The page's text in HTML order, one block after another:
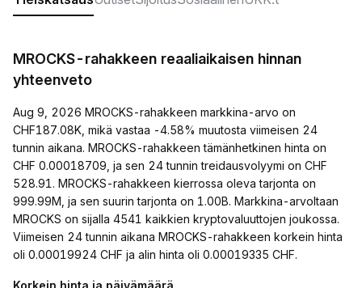
MROCKS-rahakkeen reaaliaikaisen hinnan
yhteenveto
Aug 9, 2026 MROCKS-rahakkeen markkina-arvo on
CHF187.08K, mikä vastaa -4.58% muutosta viimeisen 24
tunnin aikana. MROCKS-rahakkeen tämänhetkinen hinta on
CHF 0.00018709, ja sen 24 tunnin treidausvolyymi on CHF
528.91. MROCKS-rahakkeen kierrossa oleva tarjonta on
999.99M, ja sen suurin tarjonta on 1.00B. Markkina-arvoltaan
MROCKS on sijalla 4541 kaikkien kryptovaluuttojen joukossa.
Viimeisen 24 tunnin aikana MROCKS-rahakkeen korkein hinta
oli 0.00019924 CHF ja alin hinta oli 0.00019335 CHF.
Korkein hinta ja päivämäärä